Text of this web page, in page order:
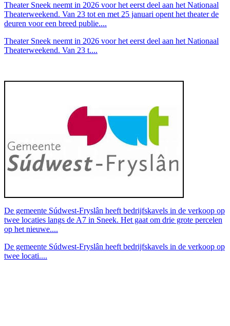
Theater Sneek neemt in 2026 voor het eerst deel aan het Nationaal
Theaterweekend. Van 23 tot en met 25 januari opent het theater de
deuren voor een breed publie....
Theater Sneek neemt in 2026 voor het eerst deel aan het Nationaal
Theaterweekend. Van 23 t....
De gemeente Súdwest-Fryslân heeft bedrijfskavels in de verkoop op
twee locaties langs de A7 in Sneek. Het gaat om drie grote percelen
op het nieuwe....
De gemeente Súdwest-Fryslân heeft bedrijfskavels in de verkoop op
twee locati....